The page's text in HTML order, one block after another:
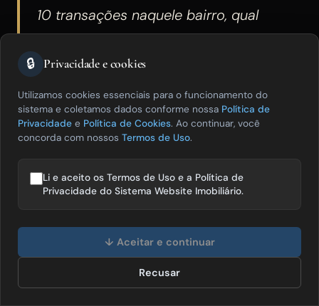
10 transações naquele bairro, qual
qual rua tem maior procura e qual faixa
de preço está com melhor liquidez
agora. Esses dados, publicados com
data de referência, criam autoridade
contextual sobre aquele território que
nenhuma escala de portal consegue
cada cidade do Brasil.
🔒 Privacidade e cookies
Utilizamos cookies essenciais para o funcionamento do
sistema e coletamos dados conforme nossa Política de
Privacidade e Política de Cookies. Ao continuar, você
concorda com nossos Termos de Uso.
Li e aceito os Termos de Uso e a Política de
Privacidade do Sistema Website Imobiliário.
↓ Aceitar e continuar
Recusar
imóveis? 😊